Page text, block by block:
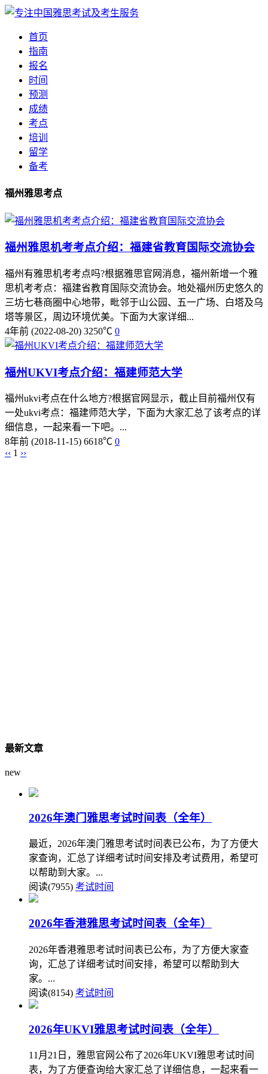
首页
指南
报名
时间
预测
成绩
考点
培训
留学
备考
福州雅思考点
福州雅思机考考点介绍：福建省教育国际交流协会
福州有雅思机考考点吗?根据雅思官网消息，福州新增一个雅
思机考考点：福建省教育国际交流协会。地处福州历史悠久的
三坊七巷商圈中心地带，毗邻于山公园、五一广场、白塔及乌
塔等景区，周边环境优美。下面为大家详细...
4年前 (2022-08-20) 3250℃ 0
福州UKVI考点介绍：福建师范大学
福州ukvi考点在什么地方?根据官网显示，截止目前福州仅有
一处ukvi考点：福建师范大学，下面为大家汇总了该考点的详
细信息，一起来看一下吧。...
8年前 (2018-11-15) 6618℃ 0
‹‹ 1 ››
最新文章
new
2026年澳门雅思考试时间表（全年）
最近，2026年澳门雅思考试时间表已公布，为了方便大
家查询，汇总了详细考试时间安排及考试费用，希望可
以帮助到大家。...
阅读(7955) 考试时间
2026年香港雅思考试时间表（全年）
2026年香港雅思考试时间表已公布，为了方便大家查
询，汇总了详细考试时间安排，希望可以帮助到大
家。...
阅读(8154) 考试时间
2026年UKVI雅思考试时间表（全年）
11月21日，雅思官网公布了2026年UKVI雅思考试时间
表，为了方便查询给大家汇总了详细信息，一起来看一